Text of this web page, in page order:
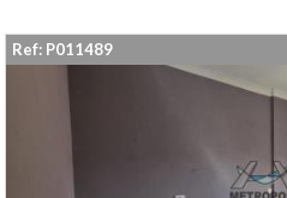
Ref: P011489